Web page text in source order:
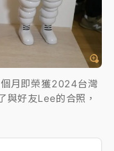
月即榮獲2024台灣
與好友Lee的合照，